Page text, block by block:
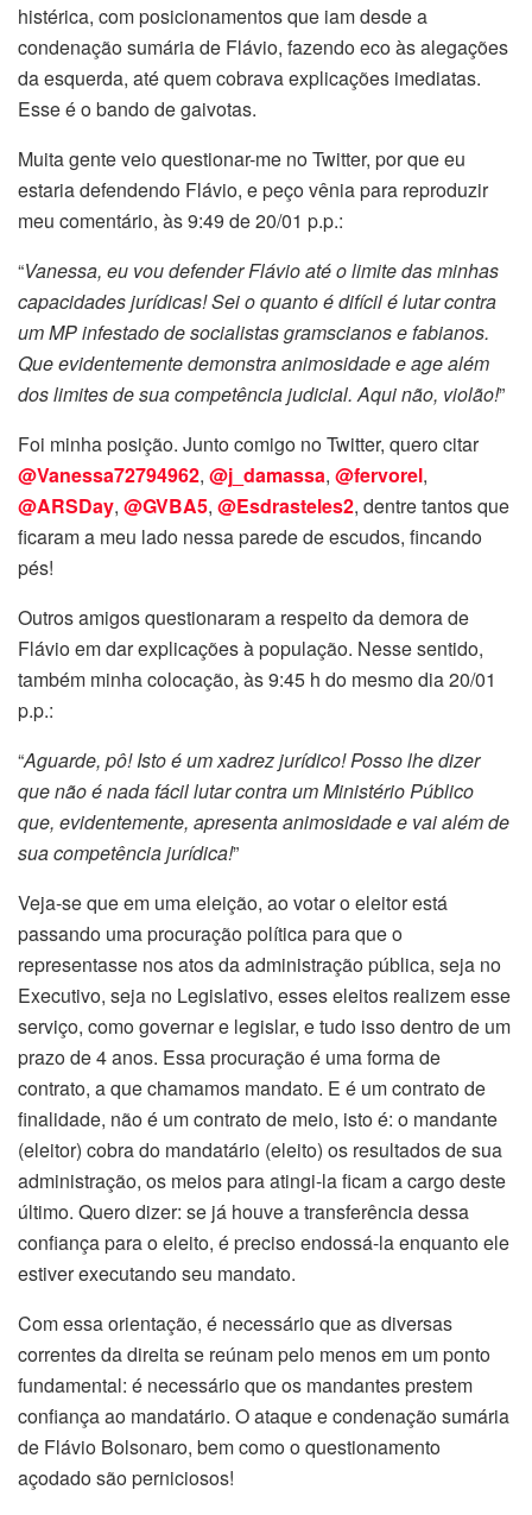
histérica, com posicionamentos que iam desde a
condenação sumária de Flávio, fazendo eco às alegações
da esquerda, até quem cobrava explicações imediatas.
Esse é o bando de gaivotas.
Muita gente veio questionar-me no Twitter, por que eu
estaria defendendo Flávio, e peço vênia para reproduzir
meu comentário, às 9:49 de 20/01 p.p.:
“Vanessa, eu vou defender Flávio até o limite das minhas
capacidades jurídicas! Sei o quanto é difícil é lutar contra
um MP infestado de socialistas gramscianos e fabianos.
Que evidentemente demonstra animosidade e age além
dos limites de sua competência judicial. Aqui não, violão!”
Foi minha posição. Junto comigo no Twitter, quero citar
@Vanessa72794962, @j_damassa, @fervorel,
@ARSDay, @GVBA5, @Esdrasteles2, dentre tantos que
ficaram a meu lado nessa parede de escudos, fincando
pés!
Outros amigos questionaram a respeito da demora de
Flávio em dar explicações à população. Nesse sentido,
também minha colocação, às 9:45 h do mesmo dia 20/01
p.p.:
“Aguarde, pô! Isto é um xadrez jurídico! Posso lhe dizer
que não é nada fácil lutar contra um Ministério Público
que, evidentemente, apresenta animosidade e vai além de
sua competência jurídica!”
Veja-se que em uma eleição, ao votar o eleitor está
passando uma procuração política para que o
representasse nos atos da administração pública, seja no
Executivo, seja no Legislativo, esses eleitos realizem esse
serviço, como governar e legislar, e tudo isso dentro de um
prazo de 4 anos. Essa procuração é uma forma de
contrato, a que chamamos mandato. E é um contrato de
finalidade, não é um contrato de meio, isto é: o mandante
(eleitor) cobra do mandatário (eleito) os resultados de sua
administração, os meios para atingi-la ficam a cargo deste
último. Quero dizer: se já houve a transferência dessa
confiança para o eleito, é preciso endossá-la enquanto ele
estiver executando seu mandato.
Com essa orientação, é necessário que as diversas
correntes da direita se reúnam pelo menos em um ponto
fundamental: é necessário que os mandantes prestem
confiança ao mandatário. O ataque e condenação sumária
de Flávio Bolsonaro, bem como o questionamento
açodado são perniciosos!